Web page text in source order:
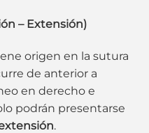
– Extensión)
origen en la sutura
de anterior a
en derecho e
podrán presentarse
.